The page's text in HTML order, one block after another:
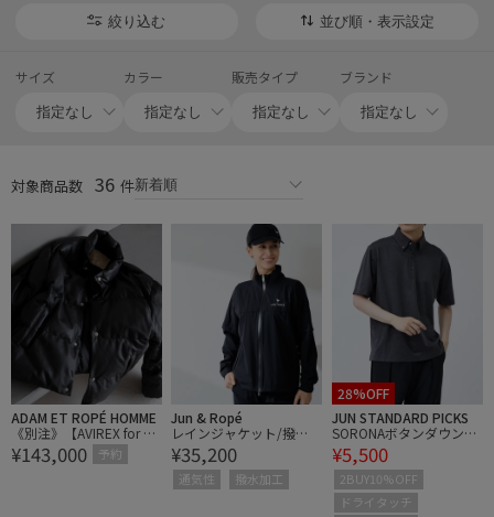
絞り込む 並び順・表示設定
サイズ カラー 販売タイプ ブランド
対象商品数 36 件
ADAM ET ROPÉ HOMME
《別注》【AVIREX for AD
AM ET ROPE'】レザーダ
ウンジャケット
¥143,000 予約
Jun & Ropé
レインジャケット/撥
水・透湿・2WAY
¥35,200
通気性 撥水加工
28%OFF
JUN STANDARD PICKS
SORONAボタンダウンポ
ロシャツ
¥5,500
2BUY10%OFF
ドライタッチ